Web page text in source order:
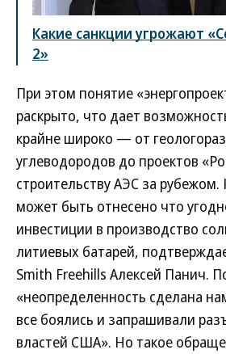
Какие санкции угрожают
2»
При этом понятие
раскрыто, что дает
крайне широко — от
углеводородов до проектов
строительству АЭС за рубежом.
может быть отнесено что
инвестиции в производство
литиевых батарей,
Smith Freehills Алексей Панич.
«неопределенность сделана
все боялись и запрашивали
властей США». Но такое